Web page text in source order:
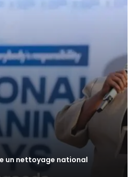
un nettoyage national